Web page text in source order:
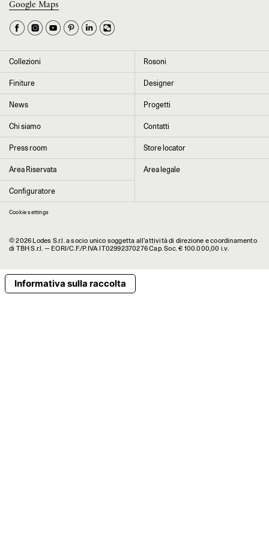
La tua occupazione è
Seleziona il paese ►
newsletter
Cliccando su “Invia” dichiaro di aver letto e accettato l’informativa Privacy
Google Maps
Collezioni Rosoni
Finiture Designer
News Progetti
Chi siamo Contatti
Press room Store locator
Area Riservata Area legale
Configuratore
Cookie settings
© 2026 Lodes S.r.l. a socio unico soggetta all’attività di direzione e coordinamento
di TBH S.r.l. — EORI/C.F./P.IVA IT02992370276 Cap. Soc. € 100.000,00 i.v.
Informativa sulla raccolta